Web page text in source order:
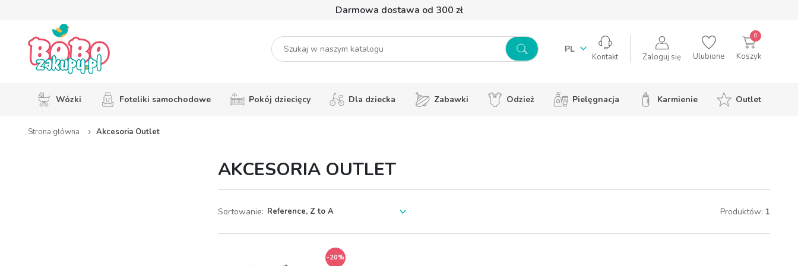
Darmowa dostawa od 300 zł
PL
Kontakt Zaloguj się Ulubione Koszyk
0
Wózki Foteliki samochodowe Pokój dziecięcy Dla dziecka Zabawki Odzież Pielęgnacja Karmienie Outlet
Strona główna Akcesoria Outlet
AKCESORIA OUTLET
Sortowanie: Produktów: 1
-20%
-20%